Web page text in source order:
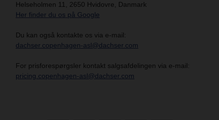
Helseholmen 11, 2650 Hvidovre, Danmark
Her finder du os på Google
Du kan også kontakte os via e-mail:
dachser.copenhagen-asl@dachser.com
For prisforespørgsler kontakt salgsafdelingen via e-mail:
pricing.copenhagen-asl@dachser.com